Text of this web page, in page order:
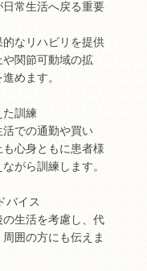
常生活へ戻る重要
なリハビリを提供
や関節可動域の拡
めます。
た訓練
での通勤や買い
心身ともに患者様
がら訓練します。
バイス
生活を考慮し、代
囲の方にも伝えま